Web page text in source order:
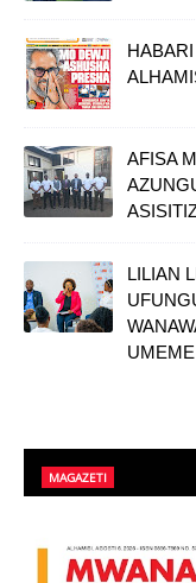
AFISA
LILIAN
UMEME
MAGAZETI